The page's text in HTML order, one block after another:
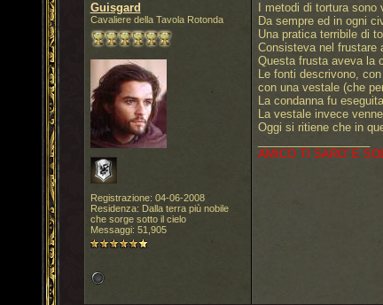
Guisgard
Cavaliere della Tavola Rotonda
Registrazione: 04-06-2008
Residenza: Dalla terra più nobile
che sorge sotto il cielo
Messaggi: 51,905
I metodi di tortura
Da sempre ed in ogni
Una pratica terribile di
Consisteva nel frustare
Questa frusta aveva la
Le fonti descrivono,
con una vestale (che
La condanna fu
La vestale invece
Oggi si ritiene che in
AMICO TI SARO' E